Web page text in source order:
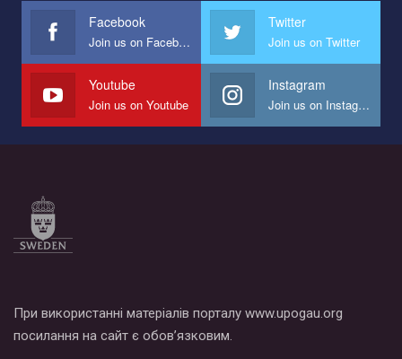
представляющий программу развития организации.
Мы просим вас поддержать нас и помочь нам реализовать
наш план по борьбе с насилием и дискриминацией на почве
СОГИ в Украине.
Все, что вам нужно сделать - это зайти на наш канал YouTube
по этой ссылке и поставить лайк под видео.
Facebook
Join us on Facebook
Twitter
Join us on Twitter
Youtube
Join us on Youtube
Instagram
Join us on Instagram
При використанні матеріалів порталу www.upogau.org
посилання на сайт є обов’язковим.